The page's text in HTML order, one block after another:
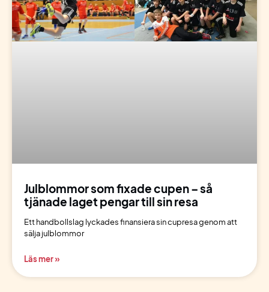
Julblommor som fixade cupen – så
tjänade laget pengar till sin resa
Ett handbollslag lyckades finansiera sin cupresa genom att
sälja julblommor
Läs mer »